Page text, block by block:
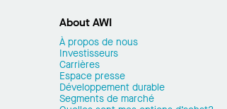
About AWI
À propos de nous
Investisseurs
Carrières
Espace presse
Développement durable
Segments de marché